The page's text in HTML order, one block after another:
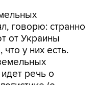
говорю: странно
от Украины
у них есть.
речь о